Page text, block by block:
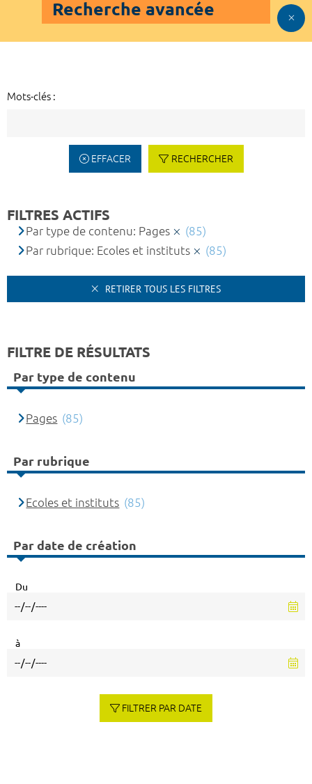
Recherche avancée
Mots-clés :
EFFACER RECHERCHER
FILTRES ACTIFS
Par type de contenu: Pages
(85)
Par rubrique: Ecoles et instituts
(85)
RETIRER TOUS LES FILTRES
FILTRE DE RÉSULTATS
Par type de contenu
Pages (85)
Par rubrique
Ecoles et instituts (85)
Par date de création
Du
à
FILTRER PAR DATE